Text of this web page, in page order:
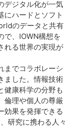
デジタル化が一気
にハードとソフト
のデータと共有
で、IOWN構想を
れる世界の実現が
までコラボレーシ
ました。情報技術
健康科学の分野も
倫理や個人の尊厳
効果を発揮できる
研究に携わる人々